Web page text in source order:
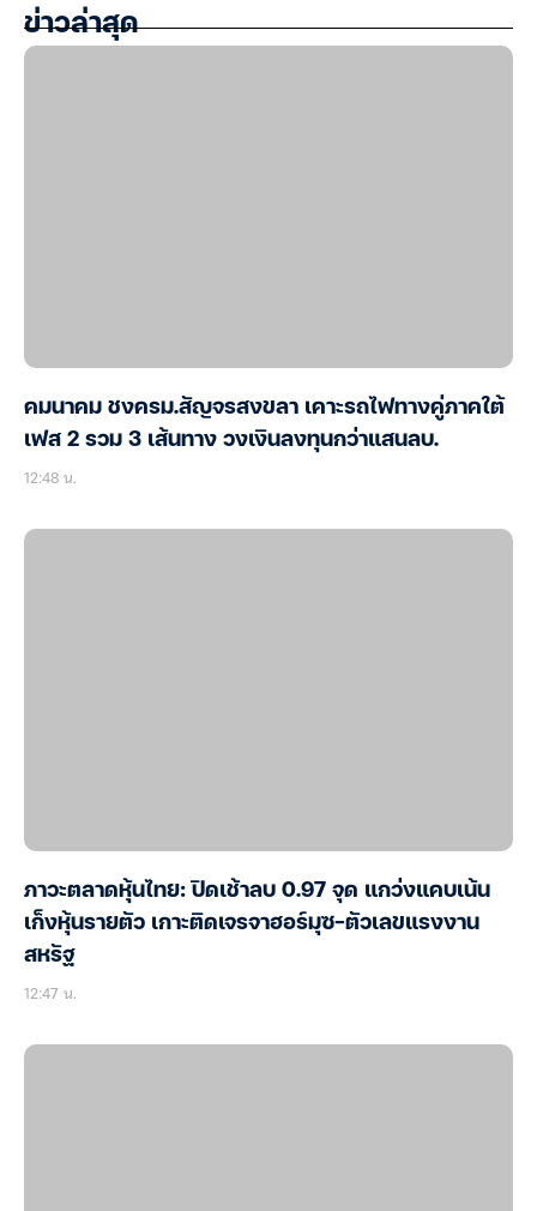
ข่าวล่าสุด
คมนาคม ชงครม.สัญจรสงขลา เคาะรถไฟทางคู่ภาคใต้
เฟส 2 รวม 3 เส้นทาง วงเงินลงทุนกว่าแสนลบ.
12:48 น.
ภาวะตลาดหุ้นไทย: ปิดเช้าลบ 0.97 จุด แกว่งแคบเน้น
เก็งหุ้นรายตัว เกาะติดเจรจาฮอร์มุซ-ตัวเลขแรงงาน
สหรัฐ
12:47 น.